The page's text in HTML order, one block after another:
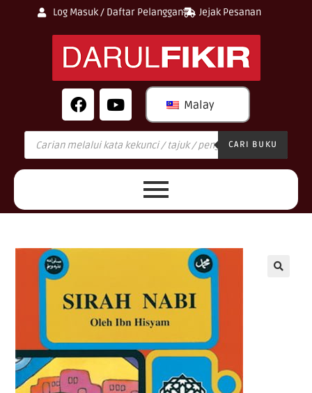
Log Masuk / Daftar Pelanggan Jejak Pesanan
Malay
CARI BUKU